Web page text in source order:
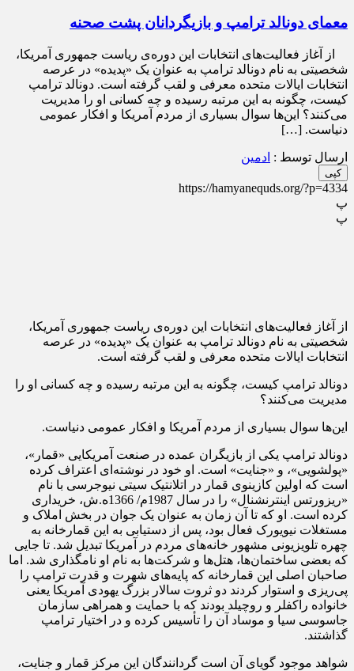
معمای دونالد ترامپ و بازیگردانان پشت صحنه
از آغاز فعالیت‌های انتخابات این دوره‌ی ریاست جمهوری آمریکا،
شخصیتی به نام دونالد ترامپ به عنوان یک «پدیده» در عرصه
انتخابات ایالات متحده معرفی و لقب گرفته است. دونالد ترامپ
کیست، چگونه به این مرتبه رسیده و چه کسانی او را مدیریت
می‌کنند؟ این‌ها سوال بسیاری از مردم آمریکا و افکار عمومی
دنیاست. […]
ارسال توسط : ادمین
کپی
https://hamyanequds.org/?p=4334
پ
پ
از آغاز فعالیت‌های انتخابات این دوره‌ی ریاست جمهوری آمریکا،
شخصیتی به نام دونالد ترامپ به عنوان یک «پدیده» در عرصه
انتخابات ایالات متحده معرفی و لقب گرفته است.
دونالد ترامپ کیست، چگونه به این مرتبه رسیده و چه کسانی او را
مدیریت می‌کنند؟
این‌ها سوال بسیاری از مردم آمریکا و افکار عمومی دنیاست.
دونالد ترامپ یکی از بازیگران عمده در صنعت آمریکایی «قمار»،
«پولشویی»، و «جنایت» است. او خود در نوشته‌ای اعتراف کرده
است که اولین کازینوی قمار در اتلانتیک سیتی نیوجرسی با نام
«ریزورتس اینترنشنال» را در سال 1987م/ 1366ه.ش، خریداری
کرده است. او که تا آن زمان به عنوان یک جوان در بخش املاک و
مستغلات نیویورک فعال بود، پس از دستیابی به این قمارخانه به
چهره تلویزیونی مشهور خانه‌های مردم در آمریکا تبدیل شد. تا جایی
که بعضی ساختمان‌ها، هتل‌ها و شرکت‌ها به نام او نامگذاری شد. اما
صاحبان اصلی این قمارخانه که پایه‌های شهرت و قدرت ترامپ را
پی‌ریزی و استوار کردند دو ثروت سالار بزرگ یهودی آمریکا یعنی
خانواده راکفلر و روچیلد بودند که با حمایت و همراهی سازمان
جاسوسی سیا و موساد آن را تأسیس کرده و در اختیار ترامپ
گذاشتند.
شواهد موجود گویای آن است گردانندگان این مرکز قمار و جنایت،